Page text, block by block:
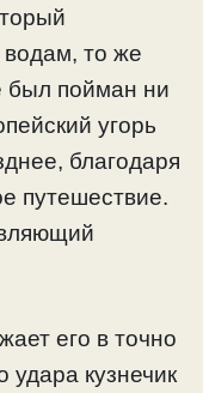
то же
был пойман ни
угорь
благодаря
путешествие.
его в точно
удара кузнечик